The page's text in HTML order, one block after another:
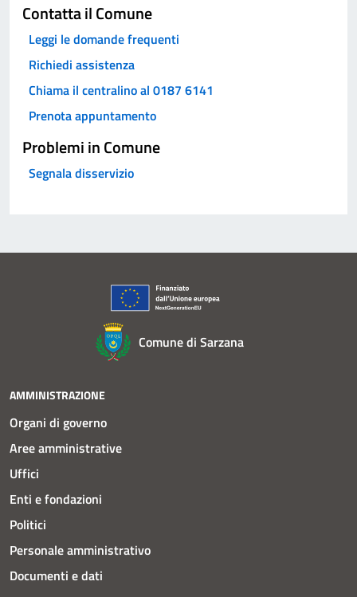
Contatta il Comune
Leggi le domande frequenti
Richiedi assistenza
Chiama il centralino al 0187 6141
Prenota appuntamento
Problemi in Comune
Segnala disservizio
Comune di Sarzana
AMMINISTRAZIONE
Organi di governo
Aree amministrative
Uffici
Enti e fondazioni
Politici
Personale amministrativo
Documenti e dati